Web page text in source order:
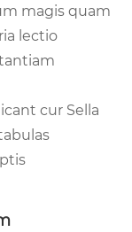
magis quam
lectio
cur Sella